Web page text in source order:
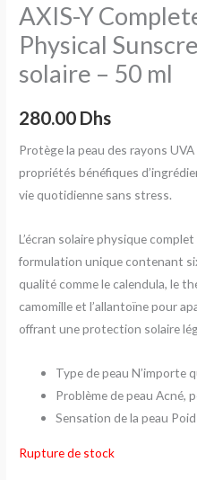
AXIS-Y
Physical
solaire – 50 ml
280.00 Dhs
Protège la peau des rayons
propriétés bénéfiques
vie quotidienne sans stress.
L’écran solaire physique
formulation unique contenant
qualité comme le calendula, le
camomille et l’allantoïne pour
offrant une protection solaire
Type de peauN’importe
Problème de peauAcné,
Sensation de la peau
Rupture de stock